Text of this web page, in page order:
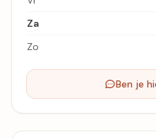
Za
Zo
Ben je